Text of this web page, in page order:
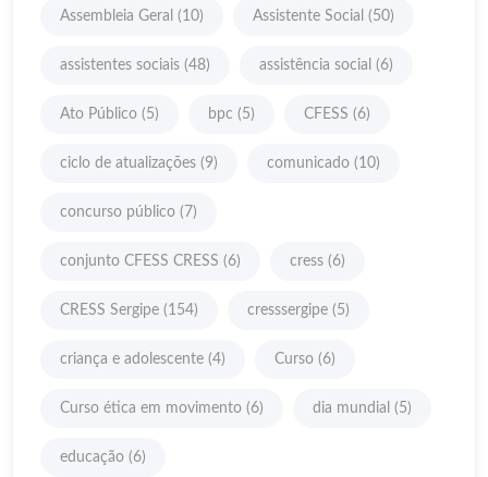
Assembleia Geral (10) Assistente Social (50)
assistentes sociais (48) assistência social (6)
Ato Público (5) bpc (5) CFESS (6)
ciclo de atualizações (9) comunicado (10)
concurso público (7)
conjunto CFESS CRESS (6) cress (6)
CRESS Sergipe (154) cresssergipe (5)
criança e adolescente (4) Curso (6)
Curso ética em movimento (6) dia mundial (5)
educação (6)